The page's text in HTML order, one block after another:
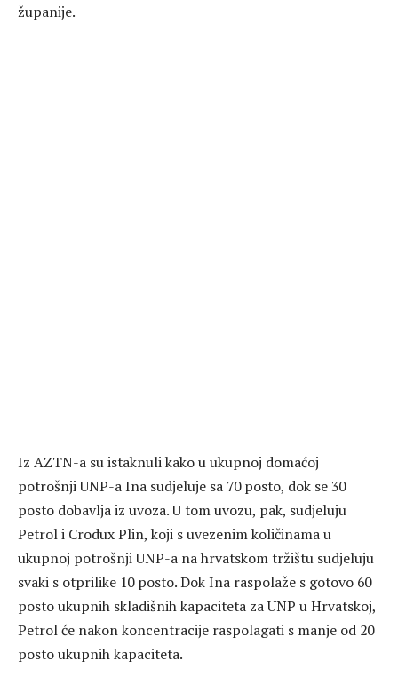
županije.
Iz AZTN-a su istaknuli kako u ukupnoj domaćoj
potrošnji UNP-a Ina sudjeluje sa 70 posto, dok se 30
posto dobavlja iz uvoza. U tom uvozu, pak, sudjeluju
Petrol i Crodux Plin, koji s uvezenim količinama u
ukupnoj potrošnji UNP-a na hrvatskom tržištu sudjeluju
svaki s otprilike 10 posto. Dok Ina raspolaže s gotovo 60
posto ukupnih skladišnih kapaciteta za UNP u Hrvatskoj,
Petrol će nakon koncentracije raspolagati s manje od 20
posto ukupnih kapaciteta.